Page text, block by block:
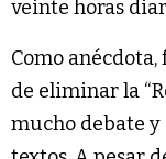
veinte horas
Como
de eliminar la
mucho debate